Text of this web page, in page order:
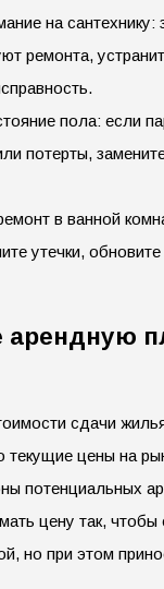
на сантехнику:
ремонта,
пола: если
потерты,
в ванной
утечки,
арендную
сдачи
текущие цены на
потенциальных
цену так, чтобы
но при этом